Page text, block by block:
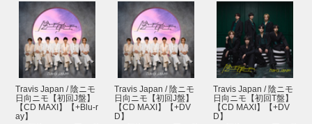
Travis Japan / 陰ニモ
日向ニモ【初回J盤】
【CD MAXI】【+Blu-r
ay】
Travis Japan / 陰ニモ
日向ニモ【初回J盤】
【CD MAXI】【+DV
D】
Travis Japan / 陰ニモ
日向ニモ【初回T盤】
【CD MAXI】【+DV
D】